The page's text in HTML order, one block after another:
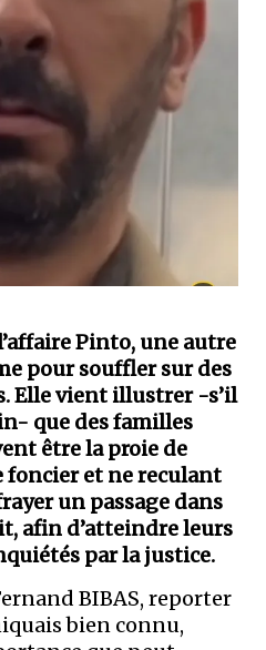
Pinto, une autre
pour souffler sur des
Elle vient illustrer -s’il
que des familles
être la proie de
foncier et ne reculant
un passage dans
afin d’atteindre leurs
par la justice.
BIBAS, reporter
bien connu,